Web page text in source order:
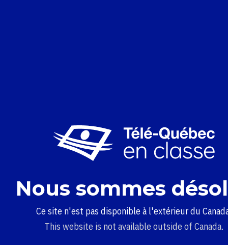
Nous sommes
Ce site n'est pas disponible à l'extérieur du
This website is not available outside of Canada.